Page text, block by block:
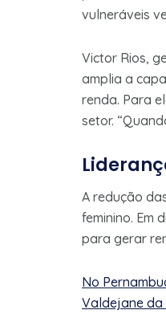
vulneráveis
Victor Rios,
amplia a
renda. Para
setor.
A redução
feminino. Em
para gerar
No
Valdejane da